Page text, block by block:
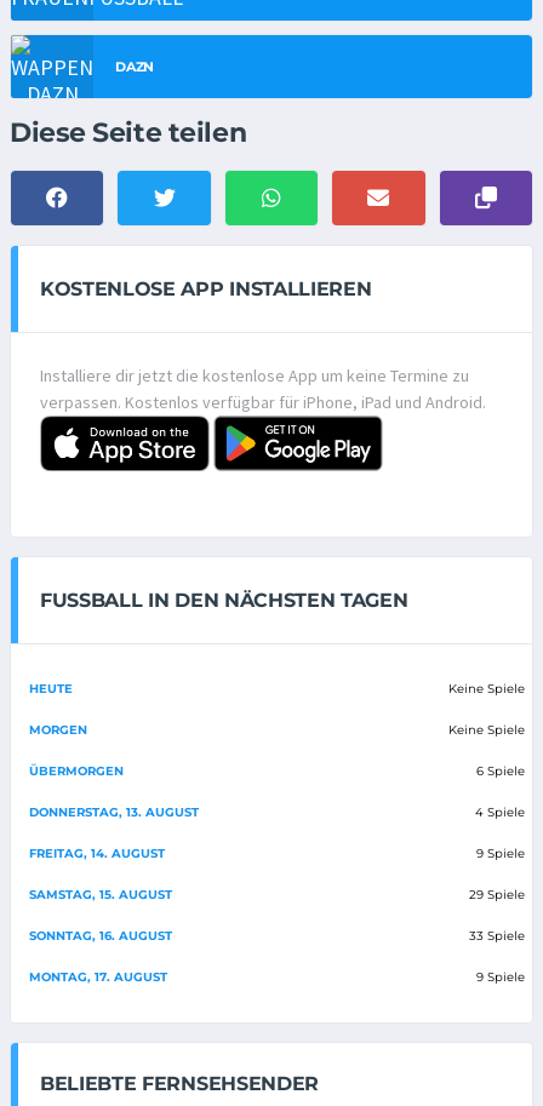
DAZN
Diese Seite teilen
KOSTENLOSE APP INSTALLIEREN
Installiere dir jetzt die kostenlose App um keine Termine zu
verpassen. Kostenlos verfügbar für iPhone, iPad und Android.
FUSSBALL IN DEN NÄCHSTEN TAGEN
HEUTE Keine Spiele
MORGEN Keine Spiele
ÜBERMORGEN 6 Spiele
DONNERSTAG, 13. AUGUST 4 Spiele
FREITAG, 14. AUGUST 9 Spiele
SAMSTAG, 15. AUGUST 29 Spiele
SONNTAG, 16. AUGUST 33 Spiele
MONTAG, 17. AUGUST 9 Spiele
BELIEBTE FERNSEHSENDER